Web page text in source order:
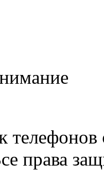
телефонов
права